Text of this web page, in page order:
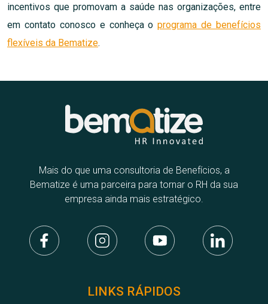
incentivos que promovam a saúde nas organizações, entre
em contato conosco e conheça oprograma de benefícios
flexíveis da Bematize.
Mais do que uma consultoria de Benefícios, a
Bematize é uma parceira para tornar o RH da sua
empresa ainda mais estratégico.
LINKS RÁPIDOS